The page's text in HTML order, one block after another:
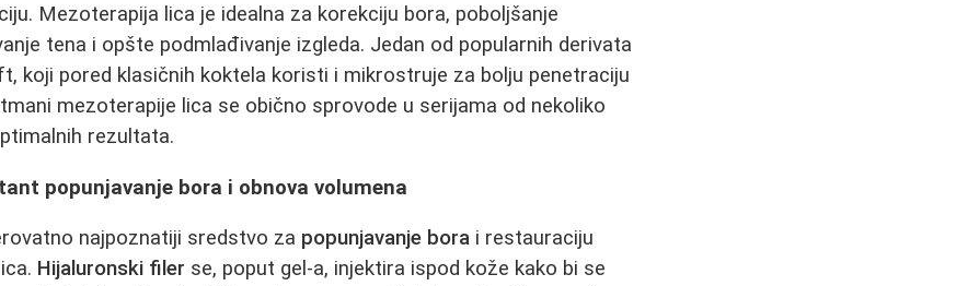
Mezoterapija lica je idealna za korekciju bora, poboljšanje
tena i opšte podmlađivanje izgleda. Jedan od popularnih derivata
koji pored klasičnih koktela koristi i mikrostruje za bolju penetraciju
mezoterapije lica se obično sprovode u serijama od nekoliko
rezultata.
popunjavanje bora i obnova volumena
najpoznatiji sredstvo za popunjavanje bora i restauraciju
Hijaluronski filer se, poput gel-a, injektira ispod kože kako bi se